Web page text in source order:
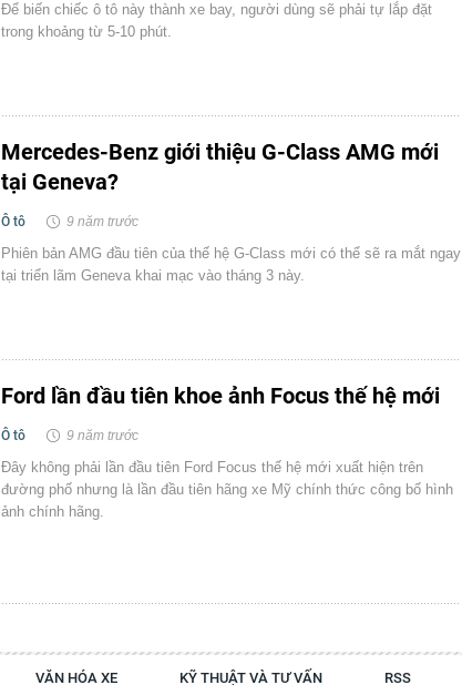
Để biến chiếc ô tô này thành xe bay, người dùng sẽ phải tự lắp đặt
trong khoảng từ 5-10 phút.
Mercedes-Benz giới thiệu G-Class AMG mới
tại Geneva?
Ô tô 9 năm trước
Phiên bản AMG đầu tiên của thế hệ G-Class mới có thể sẽ ra mắt ngay
tại triển lãm Geneva khai mạc vào tháng 3 này.
Ford lần đầu tiên khoe ảnh Focus thế hệ mới
Ô tô 9 năm trước
Đây không phải lần đầu tiên Ford Focus thế hệ mới xuất hiện trên
đường phố nhưng là lần đầu tiên hãng xe Mỹ chính thức công bố hình
ảnh chính hãng.
VĂN HÓA XE KỸ THUẬT VÀ TƯ VẤN RSS